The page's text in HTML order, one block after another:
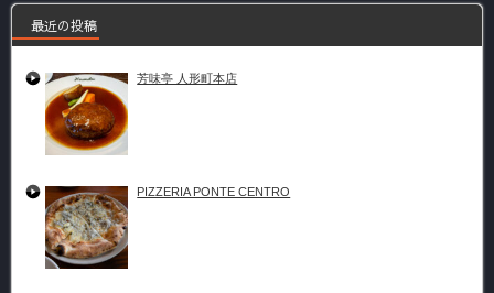
最近の投稿
芳味亭 人形町本店
PIZZERIA PONTE CENTRO